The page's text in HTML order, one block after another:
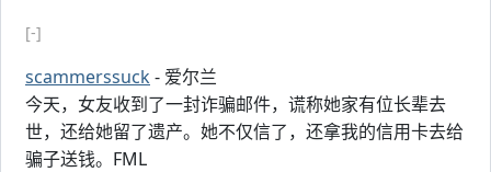
[-]
scammerssuck- 爱尔兰
今天，女友收到了一封诈骗邮件，谎称她家有位长辈去
世，还给她留了遗产。她不仅信了，还拿我的信用卡去给
骗子送钱。FML